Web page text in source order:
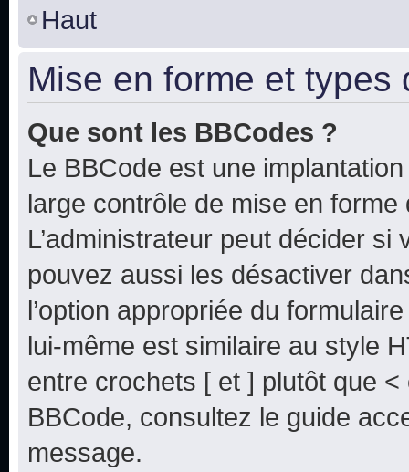
Haut
Mise en forme et types
Que sont les BBCodes ?
Le BBCode est une
large contrôle de mise en forme
L’administrateur peut décider
pouvez aussi les désactiver
l’option appropriée du
lui-même est similaire au style
entre crochets [ et ] plutôt que
BBCode, consultez le guide
message.